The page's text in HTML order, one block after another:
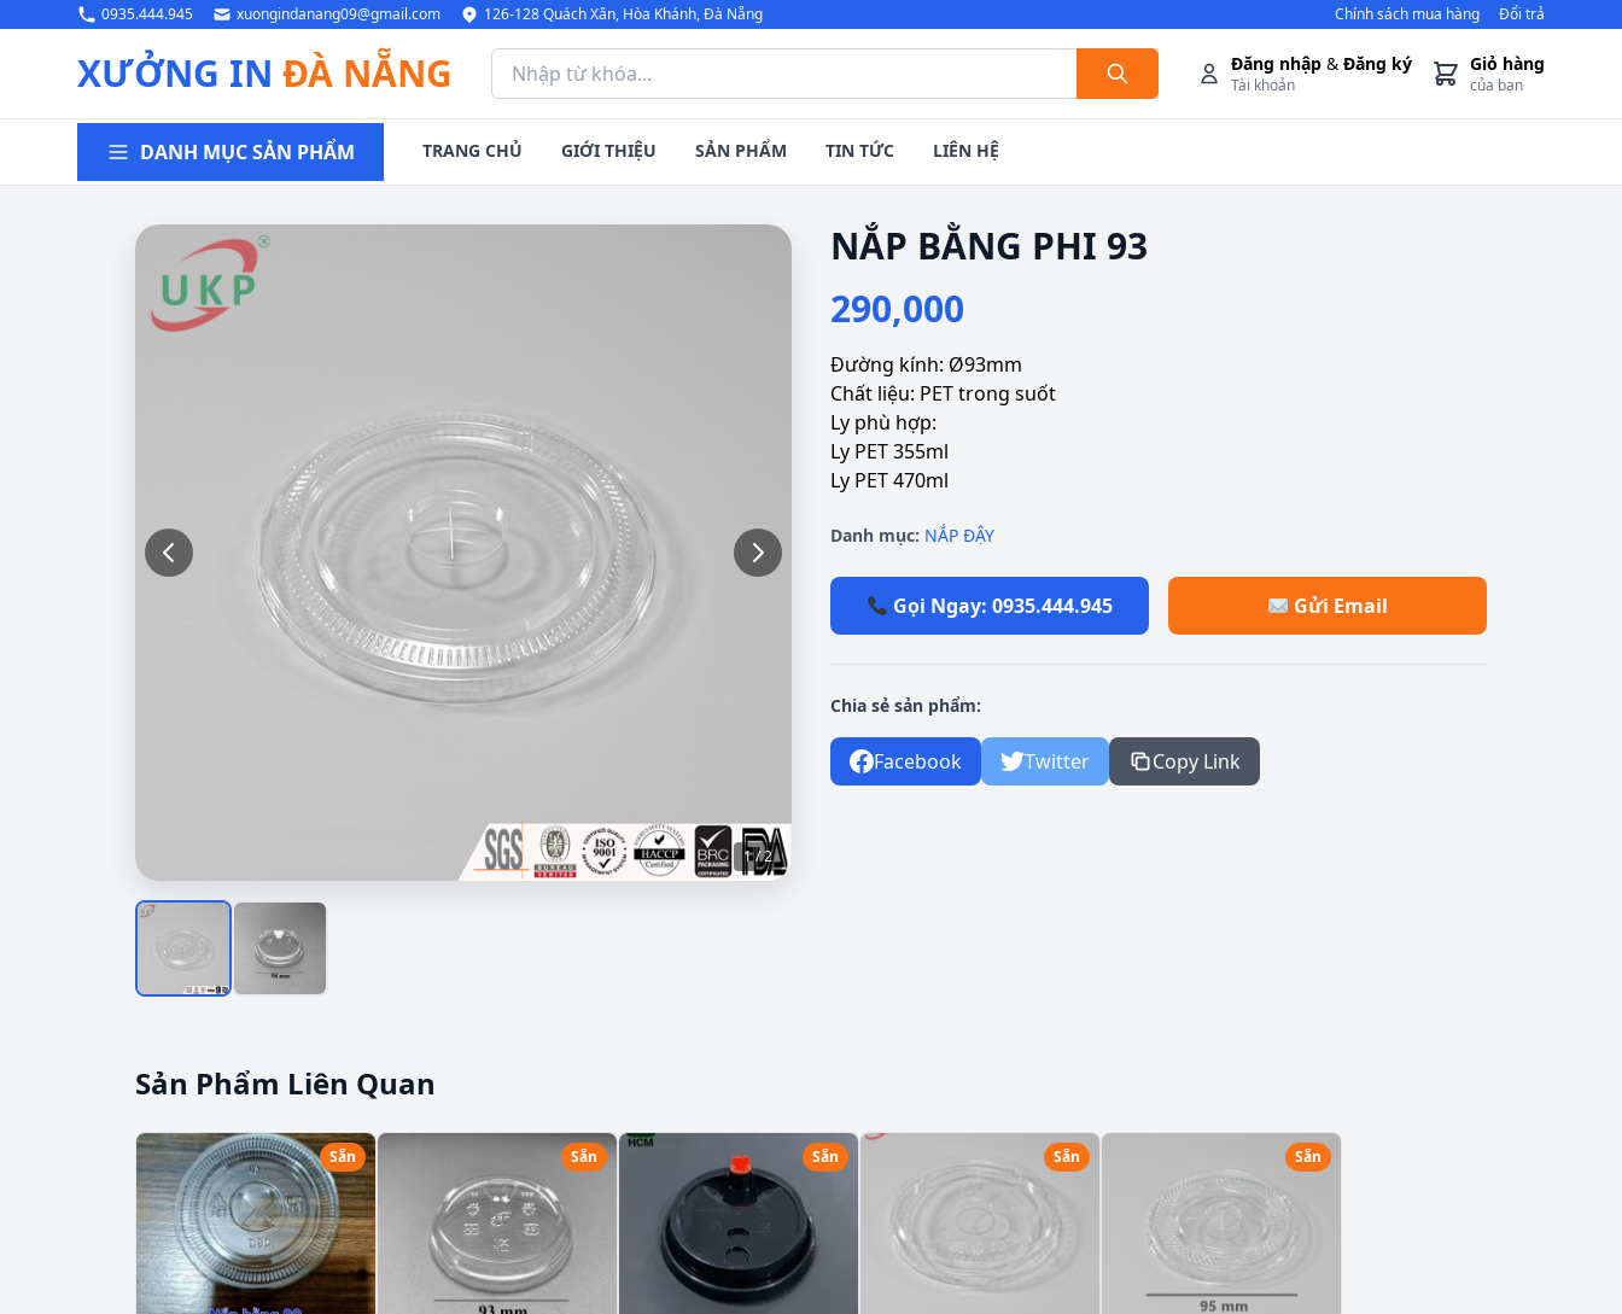
0935.444.945 xuongindanang09@gmail.com 126-128 Quách Xân, Hòa Khánh, Đà Nẵng Chính sách mua hàng Đổi trả
XƯỞNG IN ĐÀ NẴNG Đăng nhập & Đăng ký
Tài khoản
Giỏ hàng
của bạn
DANH MỤC SẢN PHẨM TRANG CHỦ GIỚI THIỆU SẢN PHẨM TIN TỨC LIÊN HỆ
1 / 2
NẮP BẰNG PHI 93
290,000
Đường kính: Ø93mm
Chất liệu: PET trong suốt
Ly phù hợp:
Ly PET 355ml
Ly PET 470ml
Danh mục: NẮP ĐẬY
Gọi Ngay: 0935.444.945 Gửi Email
Chia sẻ sản phẩm:
Facebook Twitter Copy Link
Sản Phẩm Liên Quan
Sẵn Sẵn Sẵn Sẵn Sẵn